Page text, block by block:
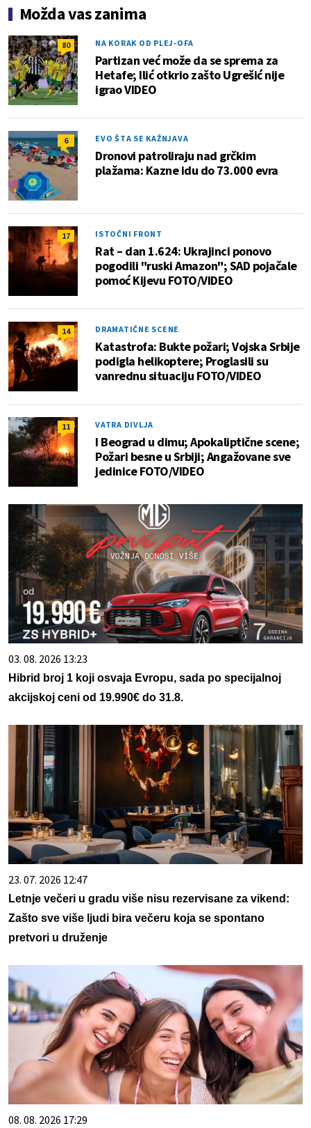
Možda vas zanima
80 NA KORAK OD PLEJ-OFA
Partizan već može da se sprema za
Hetafe; Ilić otkrio zašto Ugrešić nije
igrao VIDEO
6 EVO ŠTA SE KAŽNJAVA
Dronovi patroliraju nad grčkim
plažama: Kazne idu do 73.000 evra
17 ISTOČNI FRONT
Rat – dan 1.624: Ukrajinci ponovo
pogodili "ruski Amazon"; SAD pojačale
pomoć Kijevu FOTO/VIDEO
14 DRAMATIČNE SCENE
Katastrofa: Bukte požari; Vojska Srbije
podigla helikoptere; Proglasili su
vanrednu situaciju FOTO/VIDEO
11 VATRA DIVLJA
I Beograd u dimu; Apokaliptične scene;
Požari besne u Srbiji; Angažovane sve
jedinice FOTO/VIDEO
03. 08. 2026 13:23
Hibrid broj 1 koji osvaja Evropu, sada po specijalnoj
akcijskoj ceni od 19.990€ do 31.8.
23. 07. 2026 12:47
Letnje večeri u gradu više nisu rezervisane za vikend:
Zašto sve više ljudi bira večeru koja se spontano
pretvori u druženje
08. 08. 2026 17:29